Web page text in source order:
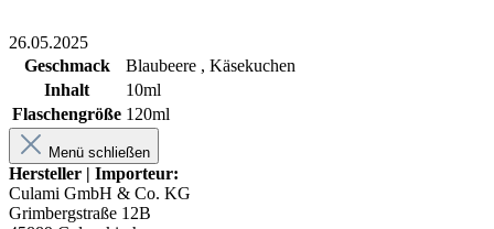
26.05.2025
Geschmack
Blaubeere , Käsekuchen
Inhalt
10ml
Flaschengröße 120ml
Menü schließen
Hersteller | Importeur:
Culami GmbH & Co. KG
Grimbergstraße 12B